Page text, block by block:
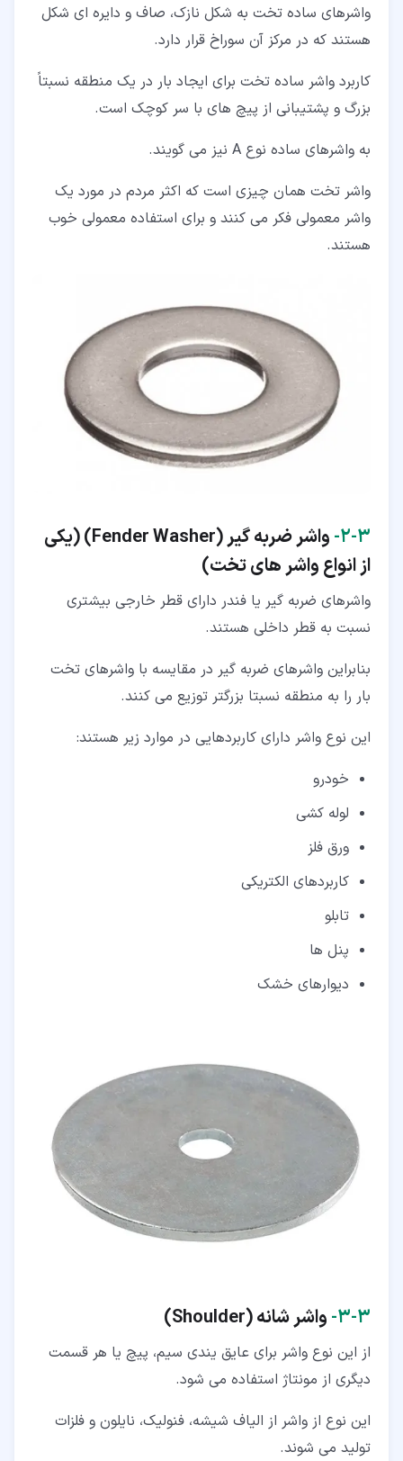
واشرهای ساده تخت به شکل نازک، صاف و دایره ای شکل
هستند که در مرکز آن سوراخ قرار دارد.
کاربرد واشر ساده تخت برای ایجاد بار در یک منطقه نسبتاً
بزرگ و پشتیبانی از پیچ های با سر کوچک است.
به واشرهای ساده نوع A نیز می گویند.
واشر تخت همان چیزی است که اکثر مردم در مورد یک
واشر معمولی فکر می کنند و برای استفاده معمولی خوب
هستند.
۳‏-‏۲‏- واشر ضربه گیر (Fender Washer) (یکی
از انواع واشر های تخت)
واشرهای ضربه گیر یا فندر دارای قطر خارجی بیشتری
نسبت به قطر داخلی هستند.
بنابراین واشرهای ضربه گیر در مقایسه با واشرهای تخت
بار را به منطقه نسبتا بزرگتر توزیع می کنند.
این نوع واشر دارای کاربردهایی در موارد زیر هستند:
خودرو
لوله کشی
ورق فلز
کاربردهای الکتریکی
تابلو
پنل ها
دیوارهای خشک
۳‏-‏۳‏- واشر شانه (Shoulder)
از این نوع واشر برای عایق یندی سیم، پیچ یا هر قسمت
دیگری از مونتاژ استفاده می شود.
این نوع از واشر از الیاف شیشه، فنولیک، نایلون و فلزات
تولید می شوند.